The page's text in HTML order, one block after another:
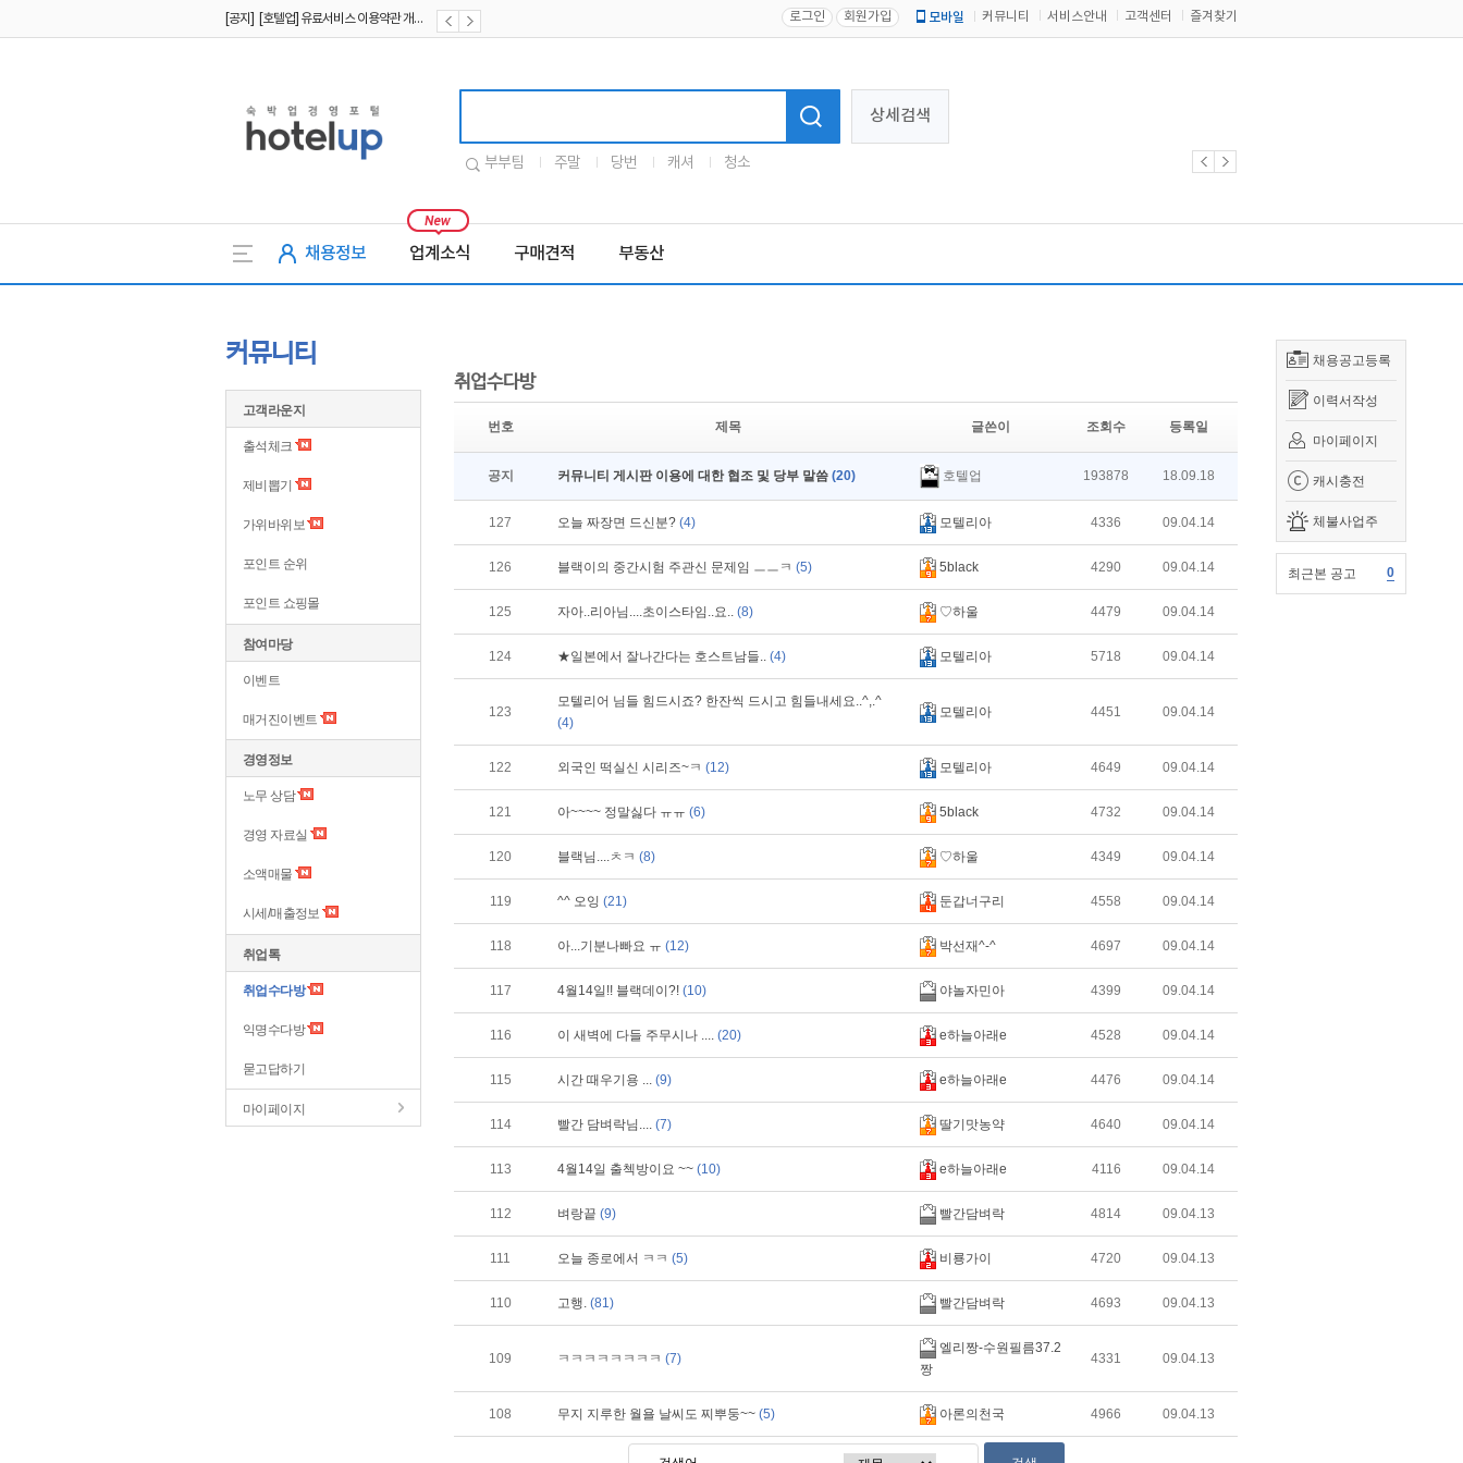
[공지] [호텔업] 개인정보 처리방침 개정본2 (19.09.02) 로그인 회원가입 모바일 커뮤니티 서비스안내 고객센터 즐겨찾기
상세검색
부부팀 주말 당번 캐셔 청소
채용정보 업계소식 구매견적 부동산
채용공고등록
이력서작성
마이페이지
캐시충전
체불사업주
최근본 공고 0
커뮤니티
고객라운지
출석체크
제비뽑기
가위바위보
포인트 순위
포인트 쇼핑몰
참여마당
이벤트
매거진이벤트
경영정보
노무 상담
경영 자료실
소액매물
시세/매출정보
취업톡
취업수다방
익명수다방
묻고답하기
마이페이지
취업수다방
번호 제목 글쓴이 조회수 등록일
공지 커뮤니티 게시판 이용에 대한 협조 및 당부 말씀 (20) 호텔업 193878 18.09.18
127 오늘 짜장면 드신분? (4) 모텔리아 4336 09.04.14
126 블랙이의 중간시험 주관신 문제임 ㅡㅡㅋ (5) 5black 4290 09.04.14
125 자아..리아님....초이스타임..요.. (8) ♡하울 4479 09.04.14
124 ★일본에서 잘나간다는 호스트남들.. (4) 모텔리아 5718 09.04.14
123
모텔리어 님들 힘드시죠? 한잔씩 드시고 힘들내세요..^,.^
(4)
모텔리아 4451 09.04.14
122 외국인 떡실신 시리즈~ㅋ (12) 모텔리아 4649 09.04.14
121 아~~~~ 정말싫다 ㅠㅠ (6) 5black 4732 09.04.14
120 블랙님....ㅊㅋ (8) ♡하울 4349 09.04.14
119 ^^ 오잉 (21) 둔갑너구리 4558 09.04.14
118 아...기분나빠요 ㅠ (12) 박선재^-^ 4697 09.04.14
117 4월14일!! 블랙데이?! (10) 야놀자민아 4399 09.04.14
116 이 새벽에 다들 주무시나 .... (20) e하늘아래e 4528 09.04.14
115 시간 때우기용 ... (9) e하늘아래e 4476 09.04.14
114 빨간 담벼락님.... (7) 딸기맛농약 4640 09.04.14
113 4월14일 출첵방이요 ~~ (10) e하늘아래e 4116 09.04.14
112 벼랑끝 (9) 빨간담벼락 4814 09.04.13
111 오늘 종로에서 ㅋㅋ (5) 비룡가이 4720 09.04.13
110 고행. (81) 빨간담벼락 4693 09.04.13
109 ㅋㅋㅋㅋㅋㅋㅋㅋ (7)
엘리짱-수원필름37.2
짱
4331 09.04.13
108 무지 지루한 월욜 날씨도 찌뿌둥~~ (5) 아론의천국 4966 09.04.13